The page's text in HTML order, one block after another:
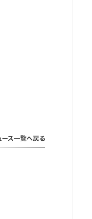
ース一覧へ戻る